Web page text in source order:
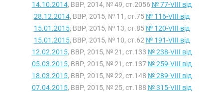
14.10.2014, ВВР, 2014, № 49, ст.2056 № 77-VIII від
28.12.2014, ВВР, 2015, № 11, ст.75 № 116-VIII від
15.01.2015, ВВР, 2015, № 13, ст.85 № 120-VIII від
15.01.2015, ВВР, 2015, № 10, ст.62 № 191-VIII від
12.02.2015, ВВР, 2015, № 21, ст.133 № 238-VIII від
05.03.2015, ВВР, 2015, № 21, ст.137 № 259-VIII від
18.03.2015, ВВР, 2015, № 22, ст.148 № 289-VIII від
07.04.2015, ВВР, 2015, № 25, ст.188 № 315-VIII від